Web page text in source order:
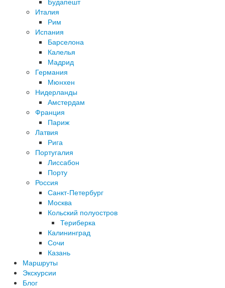
Италия
Рим
Испания
Барселона
Калелья
Мадрид
Германия
Мюнхен
Нидерланды
Амстердам
Франция
Париж
Латвия
Рига
Португалия
Лиссабон
Порту
Россия
Санкт-Петербург
Москва
Кольский полуостров
Териберка
Калининград
Сочи
Казань
Маршруты
Экскурсии
Блог